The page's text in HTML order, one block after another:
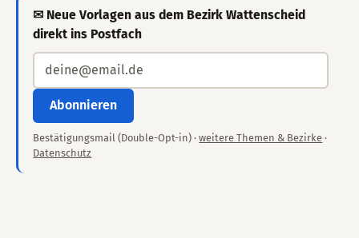
✉ Neue Vorlagen aus dem Bezirk Wattenscheid
direkt ins Postfach
Abonnieren
Bestätigungsmail (Double-Opt-in) ·weitere Themen & Bezirke ·
Datenschutz